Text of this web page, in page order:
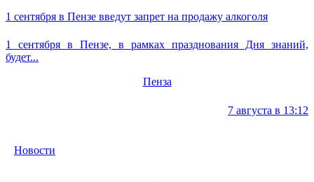
1 сентября в Пензе введут запрет на продажу алкоголя
1 сентября в Пензе, в рамках празднования Дня знаний,
будет...
Пенза
7 августа в 13:12
Новости